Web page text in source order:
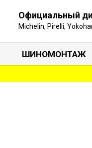
Официальный
Michelin, Pirelli,
ШИНОМОНТАЖ